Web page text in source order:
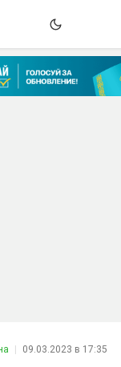
09.03.2023 в 17:35